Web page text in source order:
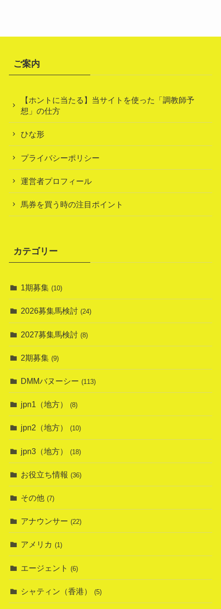
ご案内
【ホントに当たる】当サイトを使った「調教師予
想」の仕方
ひな形
プライバシーポリシー
運営者プロフィール
馬券を買う時の注目ポイント
カテゴリー
1期募集 (10)
2026募集馬検討 (24)
2027募集馬検討 (8)
2期募集 (9)
DMMバヌーシー (113)
jpn1（地方） (8)
jpn2（地方） (10)
jpn3（地方） (18)
お役立ち情報 (36)
その他 (7)
アナウンサー (22)
アメリカ (1)
エージェント (6)
シャティン（香港） (5)